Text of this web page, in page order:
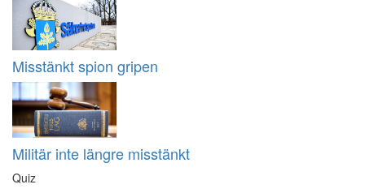
Misstänkt spion gripen
Militär inte längre misstänkt
Quiz